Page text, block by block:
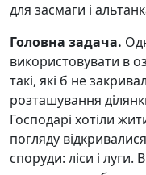
для засмаги і
Головна задача.
використовувати в
такі, які б не
розташування
Господарі хотіли
погляду
споруди: ліси і луги.